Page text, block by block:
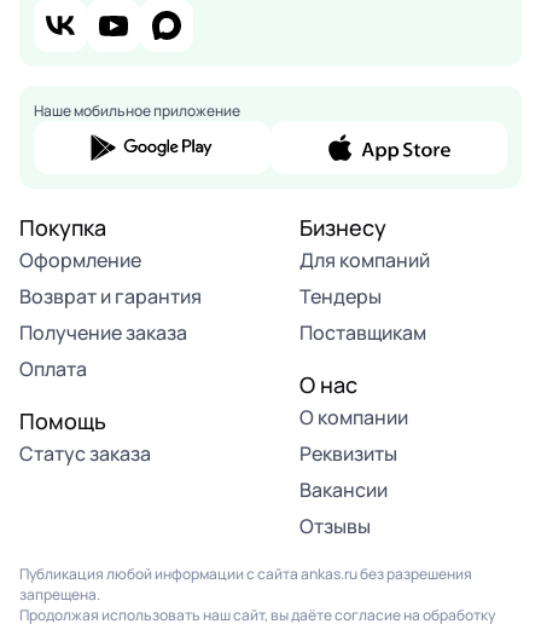
Наше мобильное приложение
Покупка
Оформление
Возврат и гарантия
Получение заказа
Оплата
Помощь
Статус заказа
Бизнесу
Для компаний
Тендеры
Поставщикам
О нас
О компании
Реквизиты
Вакансии
Отзывы
Публикация любой информации с сайта ankas.ru без разрешения
запрещена.
Продолжая использовать наш сайт, вы даёте согласие на обработку